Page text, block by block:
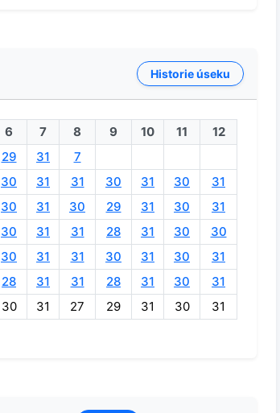
Historie úseku
6 7 8 9 10 11
12
29 31
7
30 31 31 30 31 30
31
30 31 30 29 31 30
31
30 31 31 28 31 30
30
30 31 31 30 31 30
31
28 31 31 28 31 30
31
30 31 27 29 31 30 31